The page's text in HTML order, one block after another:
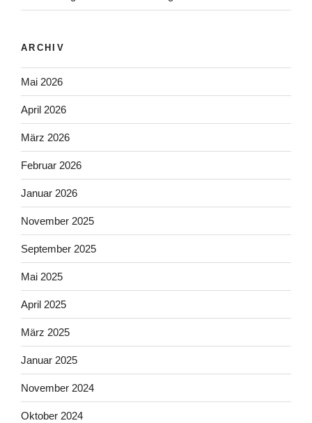
ARCHIV
Mai 2026
April 2026
März 2026
Februar 2026
Januar 2026
November 2025
September 2025
Mai 2025
April 2025
März 2025
Januar 2025
November 2024
Oktober 2024